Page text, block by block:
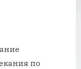
по